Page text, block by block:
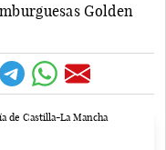
Golden